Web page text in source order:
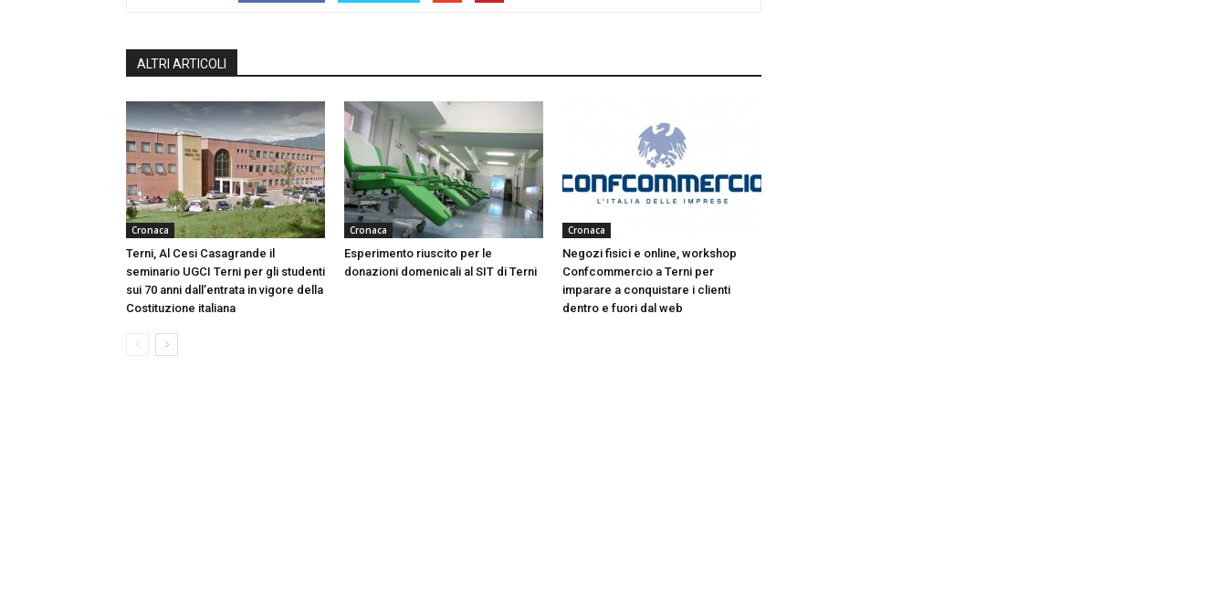
ALTRI ARTICOLI
Cronaca
Terni, Al Cesi Casagrande il
seminario UGCI Terni per gli studenti
sui 70 anni dall’entrata in vigore della
Costituzione italiana
Cronaca
Esperimento riuscito per le
donazioni domenicali al SIT di Terni
Cronaca
Negozi fisici e online, workshop
Confcommercio a Terni per
imparare a conquistare i clienti
dentro e fuori dal web